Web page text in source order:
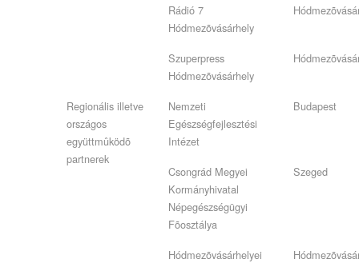
Rádió 7
Hódmezõvásárhely
Szuperpress
Hódmezõvásárhely
Regionális illetve
országos
együttmûködõ
partnerek
Nemzeti
Egészségfejlesztési
Intézet
Budapest
Csongrád Megyei
Kormányhivatal
Népegészségügyi
Fõosztálya
Szeged
Hódmezõvásárhelyei